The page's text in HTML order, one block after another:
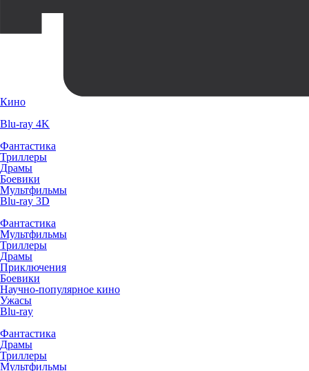
Кино
Blu-ray 4K
Фантастика
Триллеры
Драмы
Боевики
Мультфильмы
Blu-ray 3D
Фантастика
Мультфильмы
Триллеры
Драмы
Приключения
Боевики
Научно-популярное кино
Ужасы
Blu-ray
Фантастика
Драмы
Триллеры
Мультфильмы